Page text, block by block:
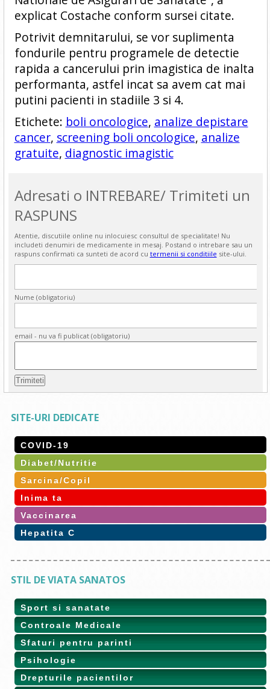
explicat Costache conform sursei citate.
Potrivit demnitarului, se vor suplimenta
fondurile pentru programele de detectie
rapida a cancerului prin imagistica de inalta
performanta, astfel incat sa avem cat mai
putini pacienti in stadiile 3 si 4.
Etichete: boli oncologice, analize depistare
cancer, screening boli oncologice, analize
gratuite, diagnostic imagistic
Adresati o INTREBARE/ Trimiteti un
RASPUNS
Atentie, discutiile online nu inlocuiesc consultul de specialitate! Nu
includeti denumiri de medicamente in mesaj. Postand o intrebare sau un
raspuns confirmati ca sunteti de acord cu termenii si conditiile site-ului.
Nume (obligatoriu)
email - nu va fi publicat (obligatoriu)
SITE-URI DEDICATE
COVID-19
Diabet/Nutritie
Sarcina/Copil
Inima ta
Vaccinarea
Hepatita C
STIL DE VIATA SANATOS
Sport si sanatate
Controale Medicale
Sfaturi pentru parinti
Psihologie
Drepturile pacientilor